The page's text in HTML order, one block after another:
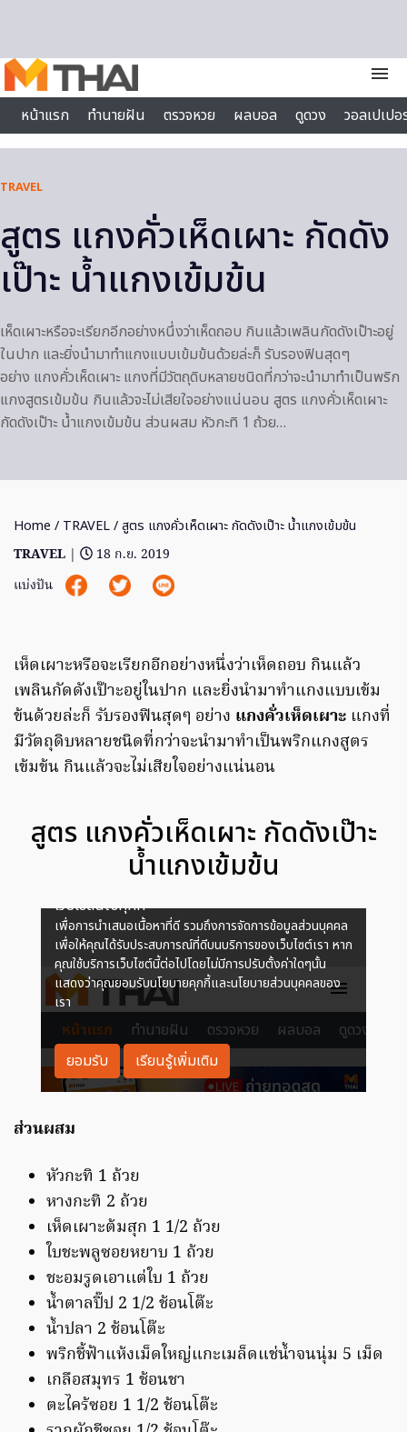
menu
หน้าแรก
ทำนายฝัน ตรวจหวย ผลบอล ดูดวง
วอลเปเป
ไลฟ์สไตล์
TRAVEL
สูตร แกงคั่วเห็ดเผาะ กัดดัง
เป๊าะ น้ำแกงเข้มข้น
เห็ดเผาะหรือจะเรียกอีกอย่างหนึ่งว่าเห็ดถอบ กินแล้วเพลินกัดดังเป๊าะอยู่
ในปาก และยิ่งนำมาทำแกงแบบเข้มข้นด้วยล่ะก็ รับรองฟินสุดๆ
อย่าง แกงคั่วเห็ดเผาะ แกงที่มีวัตถุดิบหลายชนิดที่กว่าจะนำมาทำเป็นพริก
แกงสูตรเข้มข้น กินแล้วจะไม่เสียใจอย่างแน่นอน สูตร แกงคั่วเห็ดเผาะ
กัดดังเป๊าะ น้ำแกงเข้มข้น ส่วนผสม หัวกะทิ 1 ถ้วย…
Home / TRAVEL/ สูตร แกงคั่วเห็ดเผาะ กัดดังเป๊าะ น้ำแกงเข้มข้น
TRAVEL |
18 ก.ย. 2019
แบ่งปัน
เห็ดเผาะหรือจะเรียกอีกอย่างหนึ่งว่าเห็ดถอบ กินแล้ว
เพลินกัดดังเป๊าะอยู่ในปาก และยิ่งนำมาทำแกงแบบเข้ม
ข้นด้วยล่ะก็ รับรองฟินสุดๆ อย่าง แกงคั่วเห็ดเผาะ แกงที่
มีวัตถุดิบหลายชนิดที่กว่าจะนำมาทำเป็นพริกแกงสูตร
เข้มข้น กินแล้วจะไม่เสียใจอย่างแน่นอน
สูตร แกงคั่วเห็ดเผาะ กัดดังเป๊าะ
น้ำแกงเข้มข้น
ส่วนผสม
หัวกะทิ 1 ถ้วย
หางกะทิ 2 ถ้วย
เห็ดเผาะต้มสุก 1 1/2 ถ้วย
ใบชะพลูซอยหยาบ 1 ถ้วย
ชะอมรูดเอาเเต่ใบ 1 ถ้วย
น้ำตาลปิ๊ป 2 1/2 ช้อนโต๊ะ
น้ำปลา 2 ช้อนโต๊ะ
พริกชี้ฟ้าแห้งเม็ดใหญ่แกะเมล็ดแช่น้ำจนนุ่ม 5 เม็ด
เกลือสมุทร 1 ช้อนชา
ตะไคร้ซอย 1 1/2 ช้อนโต๊ะ